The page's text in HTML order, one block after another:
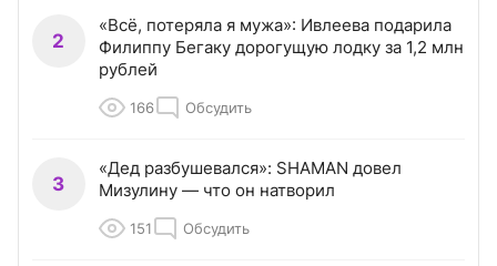
2
«Всё, потеряла я мужа»: Ивлеева подарила
Филиппу Бегаку дорогущую лодку за 1,2 млн
рублей
166 Обсудить
3
«Дед разбушевался»: SHAMAN довел
Мизулину — что он натворил
151 Обсудить